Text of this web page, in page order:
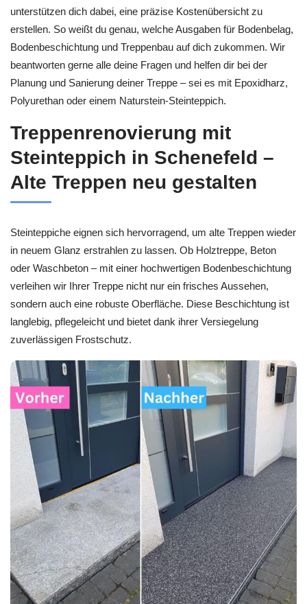
unterstützen dich dabei, eine präzise Kostenübersicht zu
erstellen. So weißt du genau, welche Ausgaben für Bodenbelag,
Bodenbeschichtung und Treppenbau auf dich zukommen. Wir
beantworten gerne alle deine Fragen und helfen dir bei der
Planung und Sanierung deiner Treppe – sei es mit Epoxidharz,
Polyurethan oder einem Naturstein-Steinteppich.
Treppenrenovierung mit
Steinteppich in Schenefeld –
Alte Treppen neu gestalten
Steinteppiche eignen sich hervorragend, um alte Treppen wieder
in neuem Glanz erstrahlen zu lassen. Ob Holztreppe, Beton
oder Waschbeton – mit einer hochwertigen Bodenbeschichtung
verleihen wir Ihrer Treppe nicht nur ein frisches Aussehen,
sondern auch eine robuste Oberfläche. Diese Beschichtung ist
langlebig, pflegeleicht und bietet dank ihrer Versiegelung
zuverlässigen Frostschutz.